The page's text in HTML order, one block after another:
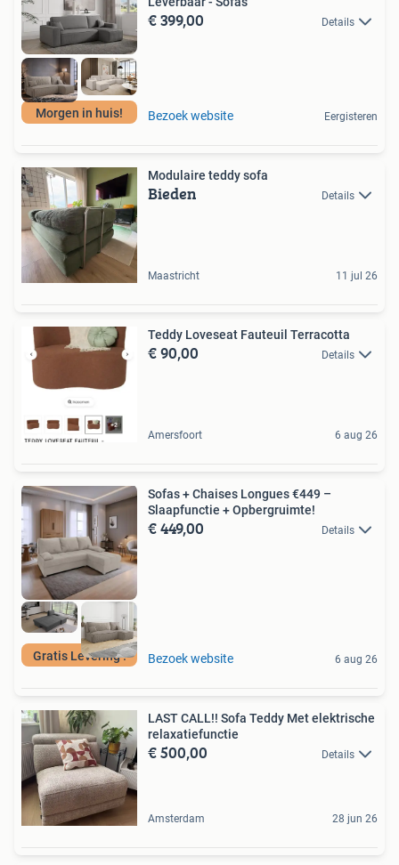
Morgen in huis!
€ 399,00 Details
Bezoek website Eergisteren
Modulaire teddy sofa
Bieden Details
Maastricht 11 jul 26
Teddy Loveseat Fauteuil Terracotta
€ 90,00 Details
Amersfoort 6 aug 26
Gratis Levering !
Sofas + Chaises Longues €449 –
Slaapfunctie + Opbergruimte!
€ 449,00 Details
Bezoek website 6 aug 26
LAST CALL!! Sofa Teddy Met elektrische
relaxatiefunctie
€ 500,00 Details
Amsterdam 28 jun 26